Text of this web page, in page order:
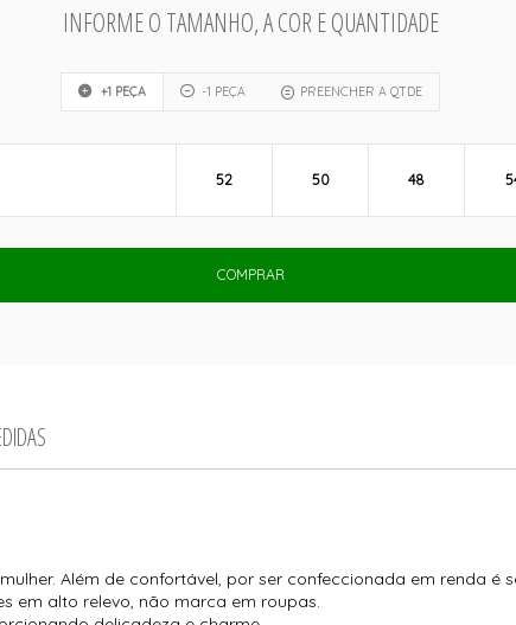
INFORME O TAMANHO, A COR E QUANTIDADE
+1 PEÇA -1 PEÇA PREENCHER A QTDE
52 50 48
COMPRAR
Além de confortável, por ser confeccionada em renda é
em alto relevo, não marca em roupas.